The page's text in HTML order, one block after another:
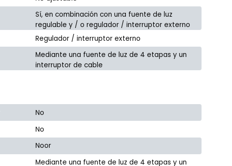
Sí, en combinación con una fuente de luz
regulable y / o regulador / interruptor externo
Regulador / interruptor externo
Mediante una fuente de luz de 4 etapas y un
interruptor de cable
No
No
Noor
Mediante una fuente de luz de 4 etapas y un